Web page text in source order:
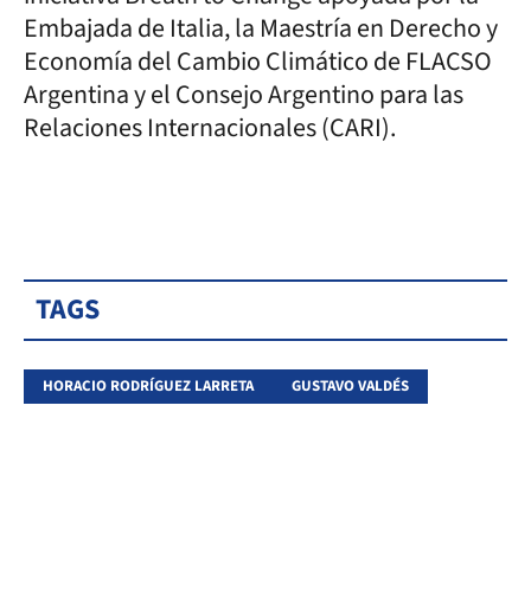
Embajada de Italia, la Maestría en Derecho y
Economía del Cambio Climático de FLACSO
Argentina y el Consejo Argentino para las
Relaciones Internacionales (CARI).
TAGS
HORACIO RODRÍGUEZ LARRETA GUSTAVO VALDÉS